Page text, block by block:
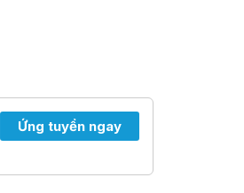
Ứng tuyển ngay